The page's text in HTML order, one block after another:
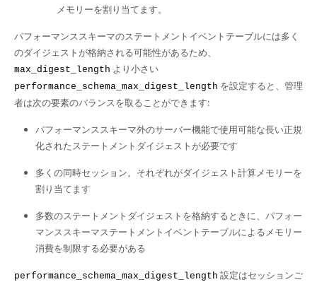
メモリーを割り当てます。
パフォーマンススキーマのステートメントイベントテーブルには多く
のダイジェストが格納される可能性があるため、
max_digest_length より小さい
performance_schema_max_digest_length を設定すると、管理
者は次の要素のバランスを取ることができます:
パフォーマンススキーマ外のサーバー機能で使用可能な長い正規
化されたステートメントダイジェストが必要です
多くの同時セッション。それぞれがダイジェスト計算メモリーを
割り当てます
多数のステートメントダイジェストを格納するときに、パフォー
マンススキーマステートメントイベントテーブルによるメモリー
消費を制限する必要がある
performance_schema_max_digest_length 設定はセッションご